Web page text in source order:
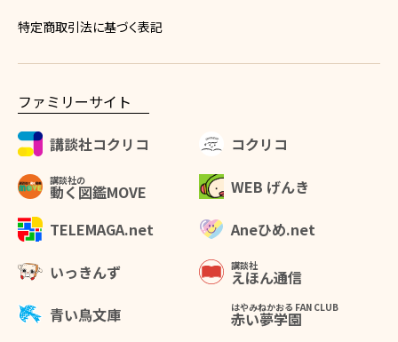
特定商取引法に基づく表記
ファミリーサイト
講談社コクリコ
コクリコ
講談社の
動く図鑑MOVE
WEB げんき
TELEMAGA.net
Aneひめ.net
いっきんず 講談社
えほん通信
青い鳥文庫
はやみねかおる FAN CLUB
赤い夢学園